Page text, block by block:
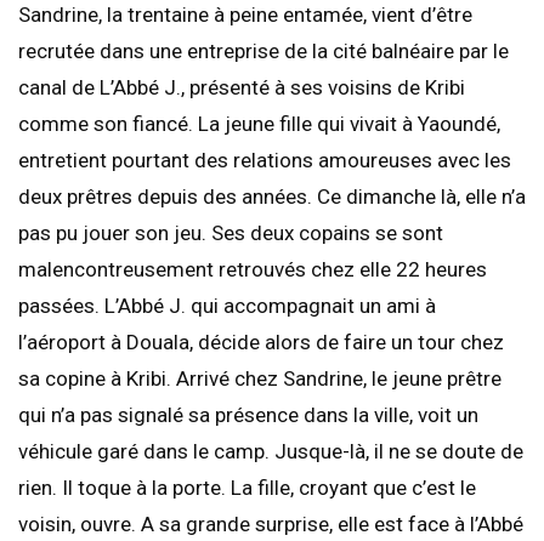
Sandrine, la trentaine à peine entamée, vient d’être
recrutée dans une entreprise de la cité balnéaire par le
canal de L’Abbé J., présenté à ses voisins de Kribi
comme son fiancé. La jeune fille qui vivait à Yaoundé,
entretient pourtant des relations amoureuses avec les
deux prêtres depuis des années. Ce dimanche là, elle n’a
pas pu jouer son jeu. Ses deux copains se sont
malencontreusement retrouvés chez elle 22 heures
passées. L’Abbé J. qui accompagnait un ami à
l’aéroport à Douala, décide alors de faire un tour chez
sa copine à Kribi. Arrivé chez Sandrine, le jeune prêtre
qui n’a pas signalé sa présence dans la ville, voit un
véhicule garé dans le camp. Jusque-là, il ne se doute de
rien. Il toque à la porte. La fille, croyant que c’est le
voisin, ouvre. A sa grande surprise, elle est face à l’Abbé